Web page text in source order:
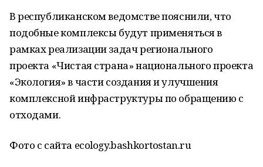
В республиканском ведомстве пояснили, что
подобные комплексы будут применяться в
рамках реализации задач регионального
проекта «Чистая страна» национального проекта
«Экология» в части создания и улучшения
комплексной инфраструктуры по обращению с
отходами.
Фото с сайта ecology.bashkortostan.ru